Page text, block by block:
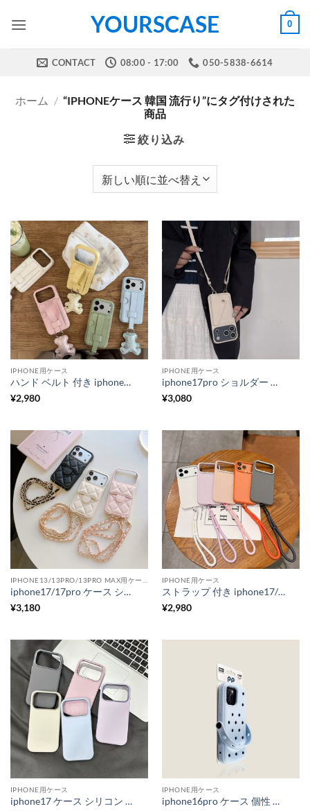
YOURSCASE 0
CONTACT 08:00 - 17:00 050-5838-6614
ホーム / “IPHONEケース 韓国 流行り”にタグ付けされた
商品
絞り込み
IPHONE用ケース
ハンド ベルト 付き iphone17 ケース iphone17pro/17promax ケース 背面 収納 かわいい iphone16/15 ケース 人気 女子 韓国 スマホケース チャーム 付き おしゃれ 落下防止ベルト
¥2,980
IPHONE用ケース
iphone17pro ショルダー ケース iphone17/16 ケース カード 収納 スマホケース ショルダー 韓国 iphone17promax ケース 肩掛け iphone15/15pro ケース おしゃれ レディース
¥3,080
iphone17/17pro ケース ショルダー付 iphone17promax/16pro ケース レザー調 iphone16/15 ケース カード収納 キルティング スマホケース iphone14/13 ケース 韓国 かわいい アイホンケース
¥3,180
IPHONE用ケース
ストラップ 付き iphone17/17pro ケース 韓国 iphone17promax ケース キラキラ ストーン スマホ ケース ウェーブ iphone16/16pro ケース 耐 衝撃 最強 iphone15promax/14promax ケース 頑丈
¥2,980
IPHONE用ケース
iphone17 ケース シリコン iphone17air ケース シンプル 可愛い iphone17pro/16pro ケース 耐衝撃 強い スマホケース くすみカラー iphone16/15/14 ケース 韓国 流行り
IPHONE用ケース
iphone16pro ケース 個性 的 iphone16promax ケース 20 代 人気 iphone15pro/15promax ケース ストラップ 付き iphone14/14pro/13 ケース 韓国 流行り